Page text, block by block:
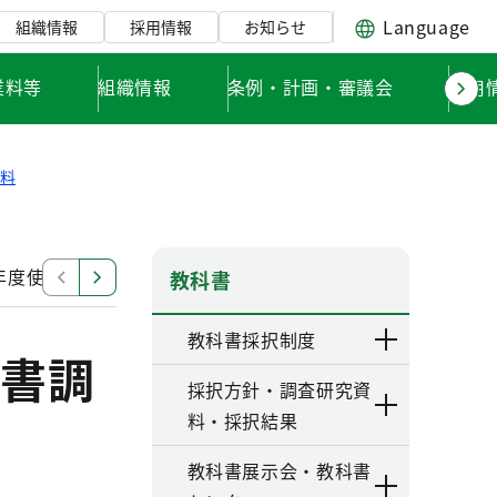
組織情報 採用情報 お知らせ Language
等 組織情報 条例・計画・審議会 採用
度使用 高等学校用教科書調査研究資料
調
教科書
教科書採択制度
採択方針・調査研究資
料・採択結果
教科書展示会・教科書